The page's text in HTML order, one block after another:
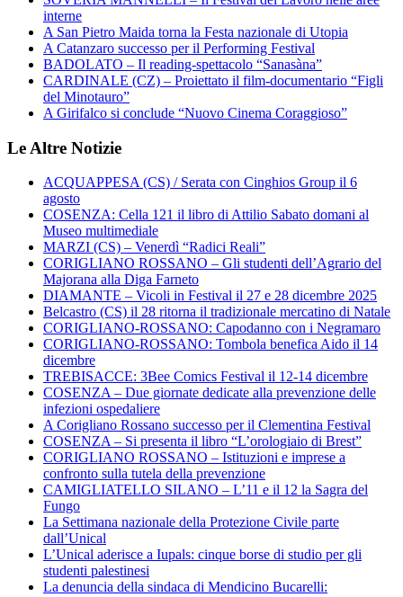
interne
A San Pietro Maida torna la Festa nazionale di Utopia
A Catanzaro successo per il Performing Festival
BADOLATO – Il reading-spettacolo “Sanasàna”
CARDINALE (CZ) – Proiettato il film-documentario “Figli
del Minotauro”
A Girifalco si conclude “Nuovo Cinema Coraggioso”
Le Altre Notizie
ACQUAPPESA (CS) / Serata con Cinghios Group il 6
agosto
COSENZA: Cella 121 il libro di Attilio Sabato domani al
Museo multimediale
MARZI (CS) – Venerdì “Radici Reali”
CORIGLIANO ROSSANO – Gli studenti dell’Agrario del
Majorana alla Diga Farneto
DIAMANTE – Vicoli in Festival il 27 e 28 dicembre 2025
Belcastro (CS) il 28 ritorna il tradizionale mercatino di Natale
CORIGLIANO-ROSSANO: Capodanno con i Negramaro
CORIGLIANO-ROSSANO: Tombola benefica Aido il 14
dicembre
TREBISACCE: 3Bee Comics Festival il 12-14 dicembre
COSENZA – Due giornate dedicate alla prevenzione delle
infezioni ospedaliere
A Corigliano Rossano successo per il Clementina Festival
COSENZA – Si presenta il libro “L’orologiaio di Brest”
CORIGLIANO ROSSANO – Istituzioni e imprese a
confronto sulla tutela della prevenzione
CAMIGLIATELLO SILANO – L’11 e il 12 la Sagra del
Fungo
La Settimana nazionale della Protezione Civile parte
dall’Unical
L’Unical aderisce a Iupals: cinque borse di studio per gli
studenti palestinesi
La denuncia della sindaca di Mendicino Bucarelli: